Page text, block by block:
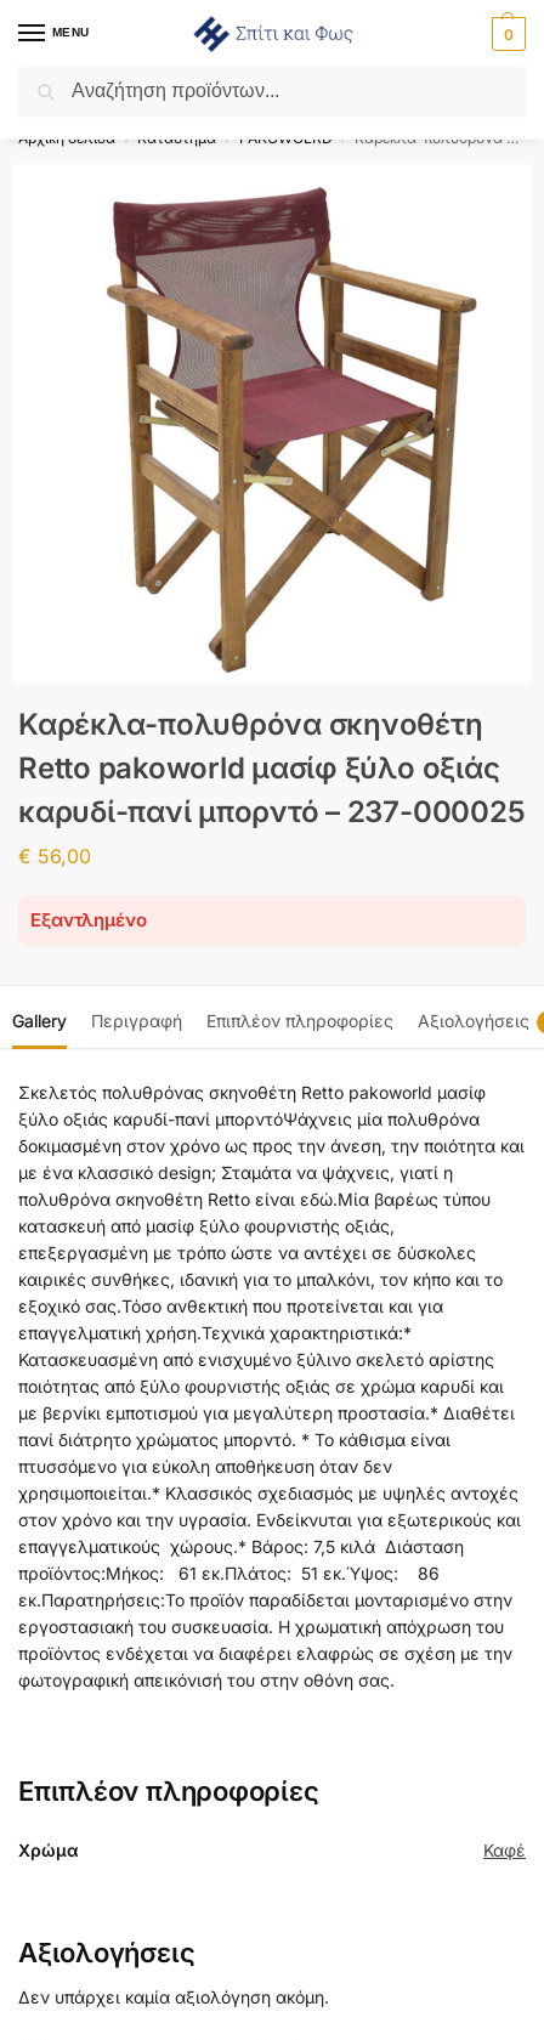
MENU 0
Flash Sale ⚡ 10% Έκπτωση με τον κωδικό ‘SPRING’!
Αρχική σελίδα / Κατάστημα / PAKOWOLRD / Καρέκλα-πολυθρόνα σκηνοθέτη Retto pakoworld μασίφ ξύλο οξιάς καρυδί-πανί μπορντό – 237-000025
Καρέκλα-πολυθρόνα σκηνοθέτη
Retto pakoworld μασίφ ξύλο οξιάς
καρυδί-πανί μπορντό – 237-000025
€ 56,00
Εξαντλημένο
Gallery Περιγραφή Επιπλέον πληροφορίες Αξιολογήσεις
Σκελετός πολυθρόνας σκηνοθέτη Retto pakoworld μασίφ
ξύλο οξιάς καρυδί-πανί μπορντόΨάχνεις μία πολυθρόνα
δοκιμασμένη στον χρόνο ως προς την άνεση, την ποιότητα και
με ένα κλασσικό design; Σταμάτα να ψάχνεις, γιατί η
πολυθρόνα σκηνοθέτη Retto είναι εδώ.Μία βαρέως τύπου
κατασκευή από μασίφ ξύλο φουρνιστής οξιάς,
επεξεργασμένη με τρόπο ώστε να αντέχει σε δύσκολες
καιρικές συνθήκες, ιδανική για το μπαλκόνι, τον κήπο και το
εξοχικό σας.Τόσο ανθεκτική που προτείνεται και για
επαγγελματική χρήση.Τεχνικά χαρακτηριστικά:*
Κατασκευασμένη από ενισχυμένο ξύλινο σκελετό αρίστης
ποιότητας από ξύλο φουρνιστής οξιάς σε χρώμα καρυδί και
με βερνίκι εμποτισμού για μεγαλύτερη προστασία.* Διαθέτει
πανί διάτρητο χρώματος μπορντό. * Το κάθισμα είναι
πτυσσόμενο για εύκολη αποθήκευση όταν δεν
χρησιμοποιείται.* Κλασσικός σχεδιασμός με υψηλές αντοχές
στον χρόνο και την υγρασία. Ενδείκνυται για εξωτερικούς και
επαγγελματικούς χώρους.* Βάρος: 7,5 κιλά Διάσταση
προϊόντος:Μήκος: 61 εκ.Πλάτος: 51 εκ.Ύψος: 86
εκ.Παρατηρήσεις:Το προϊόν παραδίδεται μονταρισμένο στην
εργοστασιακή του συσκευασία. Η χρωματική απόχρωση του
προϊόντος ενδέχεται να διαφέρει ελαφρώς σε σχέση με την
φωτογραφική απεικόνισή του στην οθόνη σας.
Επιπλέον πληροφορίες
Χρώμα Καφέ
Αξιολογήσεις
Δεν υπάρχει καμία αξιολόγηση ακόμη.